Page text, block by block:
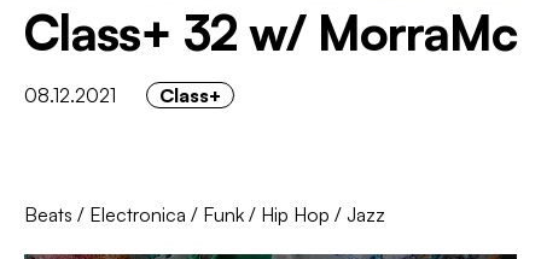
Class+ 32 w/ MorraMc
08.12.2021 Class+
Beats / Electronica / Funk / Hip Hop / Jazz